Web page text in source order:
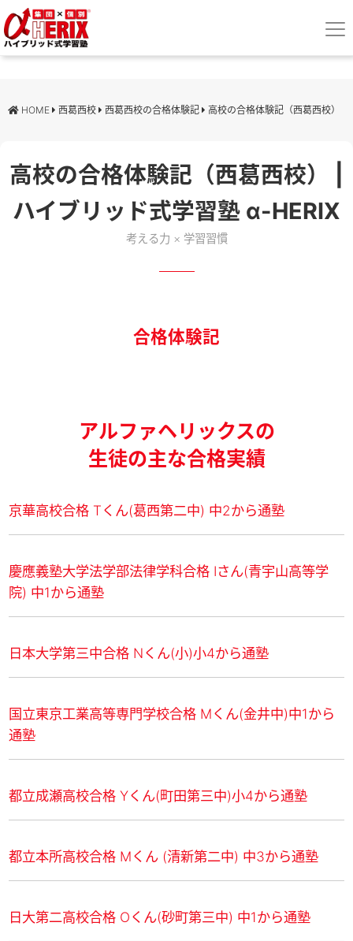
HOME 西葛西校 西葛西校の合格体験記 高校の合格体験記（西葛西校）
高校の合格体験記（西葛西校） |
ハイブリッド式学習塾 α-HERIX
考える力 × 学習習慣
合格体験記
アルファヘリックスの
生徒の主な合格実績
京華高校合格 Tくん(葛⻄第二中) 中2から通塾
慶應義塾大学法学部法律学科合格 Iさん(⻘宇山高等学
院) 中1から通塾
日本大学第三中合格 Nくん(小)小4から通塾
国立東京工業高等専門学校合格 Mくん(金井中)中1から
通塾
都立成瀬高校合格 Yくん(町田第三中)小4から通塾
都立本所高校合格 Mくん (清新第二中) 中3から通塾
日大第二高校合格 Oくん(砂町第三中) 中1から通塾